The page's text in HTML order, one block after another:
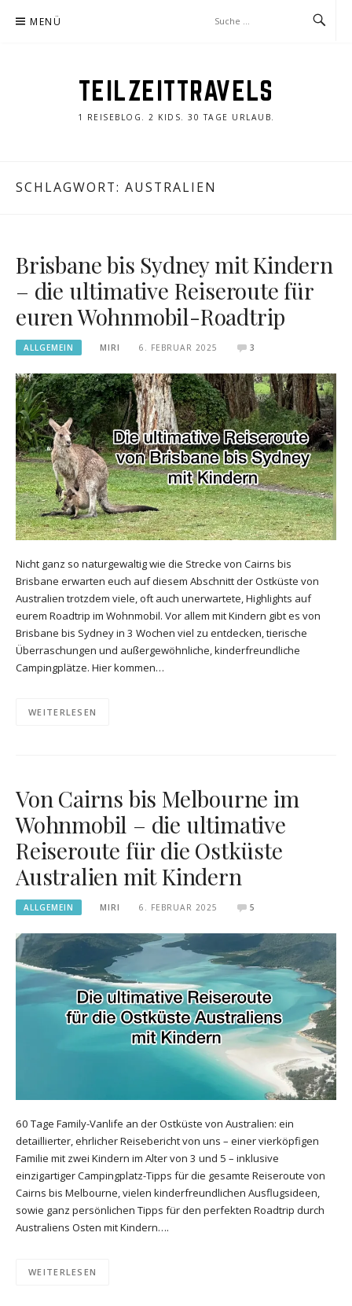
Inhalt MENÜ
TEILZEITTRAVELS
1 REISEBLOG. 2 KIDS. 30 TAGE URLAUB.
SCHLAGWORT: AUSTRALIEN
Brisbane bis Sydney mit Kindern
– die ultimative Reiseroute für
euren Wohnmobil-Roadtrip
ALLGEMEIN MIRI 6. FEBRUAR 2025 3
Nicht ganz so naturgewaltig wie die Strecke von Cairns bis
Brisbane erwarten euch auf diesem Abschnitt der Ostküste von
Australien trotzdem viele, oft auch unerwartete, Highlights auf
eurem Roadtrip im Wohnmobil. Vor allem mit Kindern gibt es von
Brisbane bis Sydney in 3 Wochen viel zu entdecken, tierische
Überraschungen und außergewöhnliche, kinderfreundliche
Campingplätze. Hier kommen…
WEITERLESEN
Von Cairns bis Melbourne im
Wohnmobil – die ultimative
Reiseroute für die Ostküste
Australien mit Kindern
ALLGEMEIN MIRI 6. FEBRUAR 2025 5
60 Tage Family-Vanlife an der Ostküste von Australien: ein
detaillierter, ehrlicher Reisebericht von uns – einer vierköpfigen
Familie mit zwei Kindern im Alter von 3 und 5 – inklusive
einzigartiger Campingplatz-Tipps für die gesamte Reiseroute von
Cairns bis Melbourne, vielen kinderfreundlichen Ausflugsideen,
sowie ganz persönlichen Tipps für den perfekten Roadtrip durch
Australiens Osten mit Kindern….
WEITERLESEN